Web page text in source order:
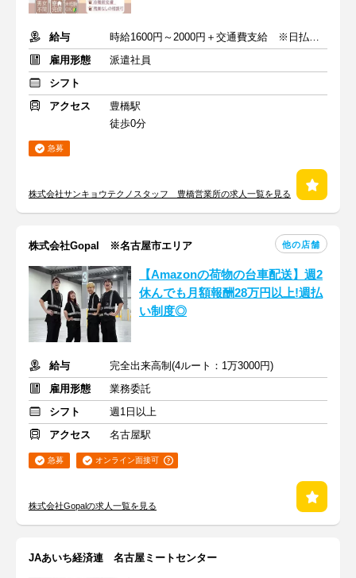
給与
時給1600円～2000円＋交通費支給 ※日払い可能（各種手当あり）
雇用形態
派遣社員
シフト
アクセス
豊橋駅
徒歩0分
急募
株式会社サンキョウテクノスタッフ 豊橋営業所の求人一覧を見る
株式会社Gopal ※名古屋市エリア 他の店舗
【Amazonの荷物の台車配送】週2
休んでも月額報酬28万円以上!週払
い制度◎
給与
完全出来高制(4ルート：1万3000円)
雇用形態
業務委託
シフト
週1日以上
アクセス
名古屋駅
急募 オンライン面接可
株式会社Gopalの求人一覧を見る
JAあいち経済連 名古屋ミートセンター